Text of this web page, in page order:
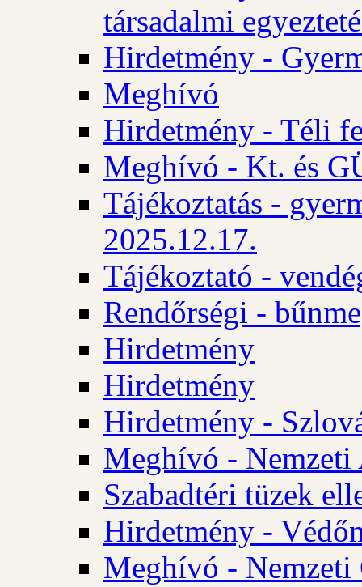
társadalmi
Hirdetmény -
Meghívó
Hirdetmény - Téli
Meghívó - Kt. és
Tájékoztatás -
2025.12.17.
Tájékoztató -
Rendőrségi -
Hirdetmény
Hirdetmény
Hirdetmény -
Meghívó - Nemzeti
Szabadtéri tüzek
Hirdetmény -
Meghívó - Nemzeti